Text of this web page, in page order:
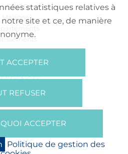
VENTE
Maisons
Bureaux
NOUS
Presse
statistiques relatives à
site et ce, de manière
ACCEPTER
REFUSER
ACCEPTER
Politique de gestion des